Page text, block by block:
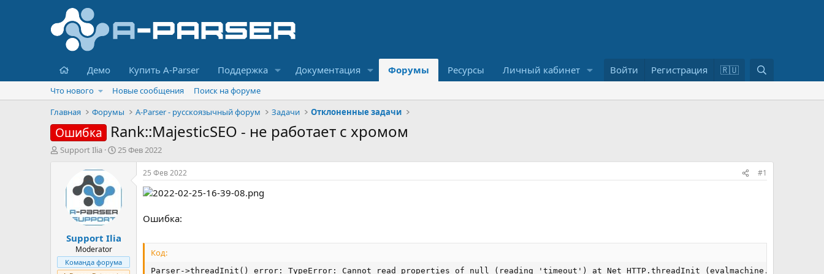
Главная
Демо Купить A-Parser Поддержка Документация Форумы Ресурсы Личный кабинет Войти Регистрация 🇷🇺
о
Что нового Новые сообщения
Поиск на форуме
Главная
Форумы A-Parser - русскоязычный форум Задачи Отклоненные задачи
Ошибка Rank::MajesticSEO - не работает с хромом
А
Support Ilia
Д
ч
л
25 Фев 2022
Support Ilia
Moderator
Команда форума
25 Фев 2022 #1
Ошибка:
Код:
Parser->threadInit() error: TypeError: Cannot read properties of null (reading 'timeout') at Net_HTTP.threadInit (evalmachine.:1:1689) at